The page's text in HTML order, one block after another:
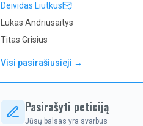
Deividas Liutkus
Lukas Andriusaitys
Titas Grisius
Visi pasirašiusieji →
Pasirašyti peticiją
Jūsų balsas yra svarbus